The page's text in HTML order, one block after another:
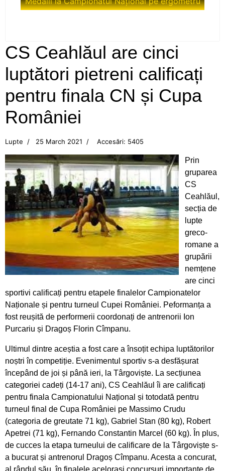
Campionatul Balcanic de juniori, Edirne (Turcia)
Flotila pietreană a adus aurul, acasă, din Turcia!
CS Ceahlăul, din nou pe podium
Aur pentru canotoarele Ceahlăului la
Campionatul Mondial din Canada
Mândri să reprezentăm Ceahlăul!
Bianca Drăghici vâslește în Italia
Cupa României la canotaj
Emoții mari pentru canotoarele Ceahlăului
Pregătiri cu folos pentru Campionatul Mondial
din Franța
Obiectiv de medalii la ultimul concurs pe
ergometru
CS Ceahlăul este cu toate pânzele sus
Campionatul de Karate Traditional Fudokan
Cooptați la loturile naționale de juniori
Medalii pentru CS Ceahlăul la Campionatele
Mondiale de telegrafie viteză
Georgiana Blanariu, medalie de aur la
Campionatul Balcanic
CS Ceahlăul are cinci
luptători pietreni calificați
pentru finala CN și Cupa
României
Lupte 25 March 2021 Accesări: 5405
Prin
gruparea
CS
Ceahlăul,
secția de
lupte
greco-
romane a
grupării
nemțene
are cinci
sportivi calificați pentru etapele finalelor Campionatelor
Naționale și pentru turneul Cupei României. Peformanța a
fost reușită de performerii coordonați de antrenorii Ion
Purcariu și Dragoș Florin Cîmpanu.
Ultimul dintre aceștia a fost care a însoțit echipa luptătorilor
noștri în competiție. Evenimentul sportiv s-a desfășurat
începând de joi și până ieri, la Târgoviște. La secțiunea
categoriei cadeți (14-17 ani), CS Ceahlăul îi are calificați
pentru finala Campionatului Național și totodată pentru
turneul final de Cupa României pe Massimo Crudu
(categoria de greutate 71 kg), Gabriel Stan (80 kg), Robert
Apetrei (71 kg), Fernando Constantin Marcel (60 kg). În plus,
de cucces la etapa turneului de calificare de la Târgoviște s-
a bucurat și antrenorul Dragoș Cîmpanu. Acesta a concurat,
al rândul său, în finalele acelorași concursuri importante de